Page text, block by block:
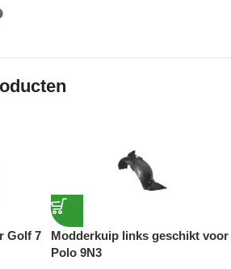
Golf 7
Modderkuip links geschikt voor
Polo 9N3